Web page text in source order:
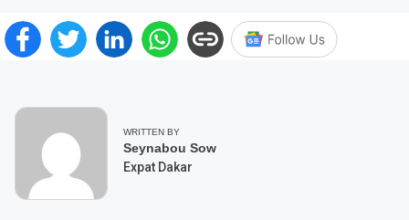
WRITTEN BY
Seynabou Sow
Expat Dakar